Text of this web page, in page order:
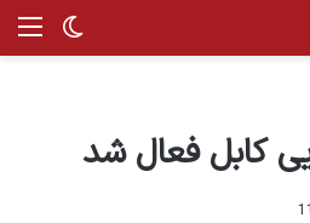
تغییر
کابل فعال شد